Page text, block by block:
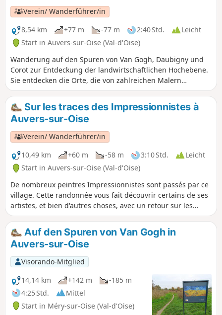
Verein/ Wanderführer/in
8,54 km
+77 m -77 m 2:40 Std.
Leicht
Start in Auvers-sur-Oise (Val-d'Oise)
Wanderung auf den Spuren von Van Gogh, Daubigny und
Corot zur Entdeckung der landwirtschaftlichen Hochebene.
Sie entdecken die Orte, die von zahlreichen Malern
frequentiert wurden, und durchqueren die charmanten
Straßen von Auvers-sur-Oise. Die durchquerte Landschaft
inspirierte die Impressionisten und Expressionisten.
Sur les traces des Impressionnistes à
Auvers-sur-Oise
Verein/ Wanderführer/in
10,49 km
+60 m -58 m 3:10 Std.
Leicht
Start in Auvers-sur-Oise (Val-d'Oise)
De nombreux peintres Impressionnistes sont passés par ce
village. Cette randonnée vous fait découvrir certains de ses
artistes, et bien d'autres choses, avec un retour sur les
bords de l'Oise. De quoi passer une bonne journée.
Auf den Spuren von Van Gogh in
Auvers-sur-Oise
Visorando-Mitglied
14,14 km
+142 m
-185 m
4:25 Std.
Mittel
Start in Méry-sur-Oise (Val-d'Oise)